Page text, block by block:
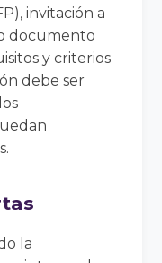
invitación a
documento
y criterios
debe ser
la